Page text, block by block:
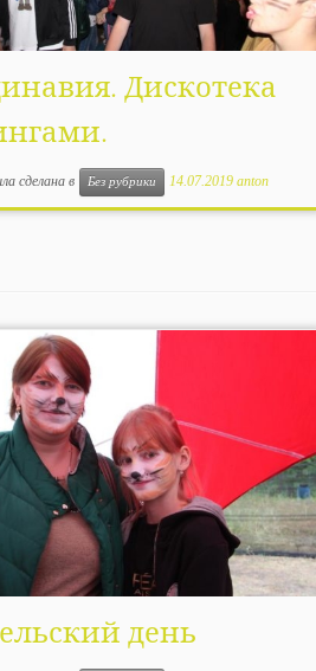
Дискотека
сделана в Без рубрики 14.07.2019 anton
день